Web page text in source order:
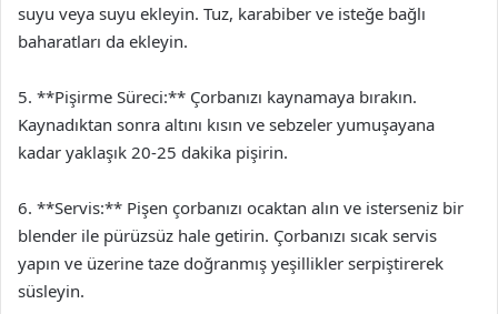
suyu veya suyu ekleyin. Tuz, karabiber ve isteğe bağlı
baharatları da ekleyin.
5. **Pişirme Süreci:** Çorbanızı kaynamaya bırakın.
Kaynadıktan sonra altını kısın ve sebzeler yumuşayana
kadar yaklaşık 20-25 dakika pişirin.
6. **Servis:** Pişen çorbanızı ocaktan alın ve isterseniz bir
blender ile pürüzsüz hale getirin. Çorbanızı sıcak servis
yapın ve üzerine taze doğranmış yeşillikler serpiştirerek
süsleyin.